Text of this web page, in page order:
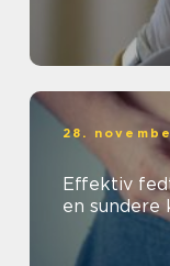
28.
Effektiv
en sundere